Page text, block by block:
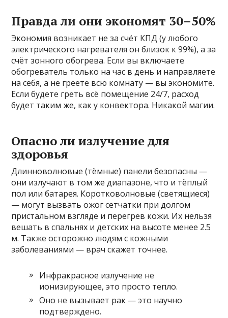
Правда ли они экономят 30–50%
Экономия возникает не за счёт КПД (у любого
электрического нагревателя он близок к 99%), а за
счёт зонного обогрева. Если вы включаете
обогреватель только на час в день и направляете
на себя, а не греете всю комнату — вы экономите.
Если будете греть всё помещение 24/7, расход
будет таким же, как у конвектора. Никакой магии.
Опасно ли излучение для
здоровья
Длинноволновые (тёмные) панели безопасны —
они излучают в том же диапазоне, что и тёплый
пол или батарея. Коротковолновые (светящиеся)
— могут вызвать ожог сетчатки при долгом
пристальном взгляде и перегрев кожи. Их нельзя
вешать в спальнях и детских на высоте менее 2.5
м. Также осторожно людям с кожными
заболеваниями — врач скажет точнее.
Инфракрасное излучение не
ионизирующее, это просто тепло.
Оно не вызывает рак — это научно
подтверждено.